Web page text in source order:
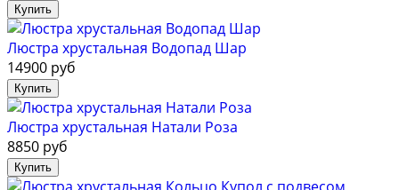
Люстра хрустальная Водопад Шар
14900 руб
Люстра хрустальная Натали Роза
8850 руб